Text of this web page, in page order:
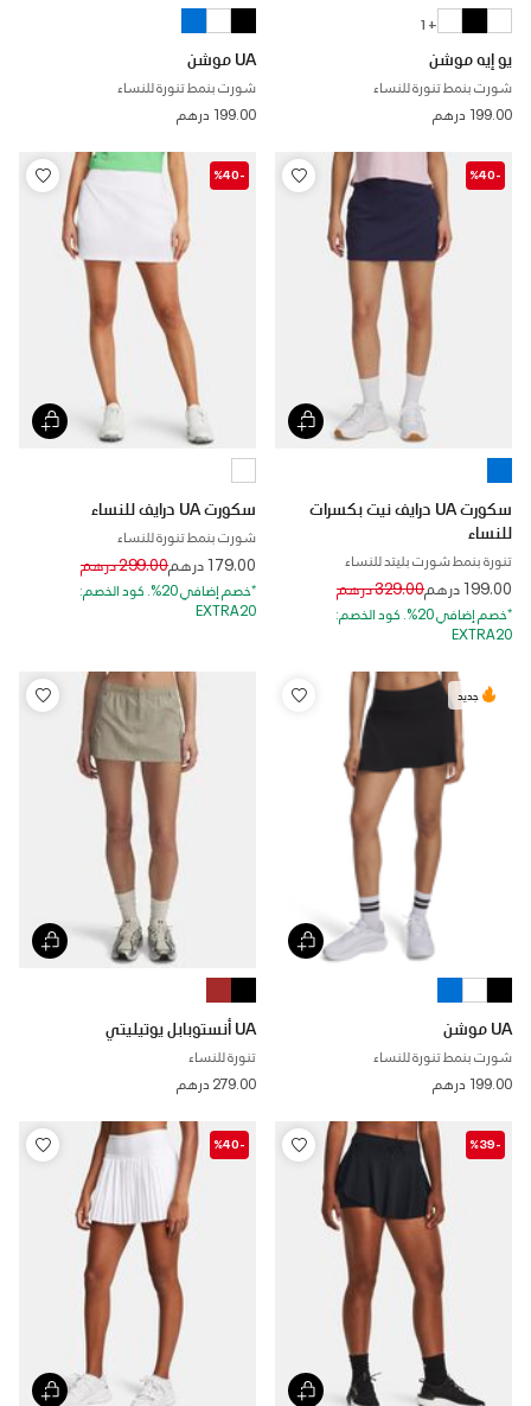
+ 1
يو إيه موشن
شورت بنمط تنورة للنساء
199.00 درهم
UA موشن
شورت بنمط تنورة للنساء
199.00 درهم
-%40
سكورت UA درايف نيت بكسرات
للنساء
تنورة بنمط شورت بليتد للنساء
199.00 درهم Price reduced from
329.00 درهم to
*خصم إضافي 20%. كود الخصم:
EXTRA20
-%40
سكورت UA درايف للنساء
شورت بنمط تنورة للنساء
179.00 درهم Price reduced from
299.00 درهم to
*خصم إضافي 20%. كود الخصم:
EXTRA20
جديد
UA موشن
شورت بنمط تنورة للنساء
199.00 درهم
UA أنستوبابل يوتيليتي
تنورة للنساء
279.00 درهم
-%39
-%40